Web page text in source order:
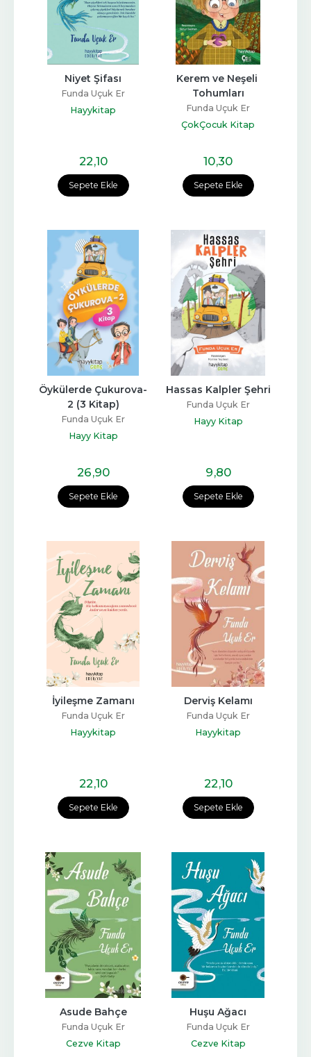
Sepete Ekle
Niyet Şifası
Funda Uçuk Er
Hayykitap
22,10
Sepete Ekle
Kerem ve Neşeli
Tohumları
Funda Uçuk Er
ÇokÇocuk Kitap
10,30
Sepete Ekle
Öykülerde Çukurova-
2 (3 Kitap)
Funda Uçuk Er
Hayy Kitap
26,90
Sepete Ekle
Hassas Kalpler Şehri
Funda Uçuk Er
Hayy Kitap
9,80
Sepete Ekle
İyileşme Zamanı
Funda Uçuk Er
Hayykitap
22,10
Sepete Ekle
Derviş Kelamı
Funda Uçuk Er
Hayykitap
22,10
Asude Bahçe
Funda Uçuk Er
Cezve Kitap
Huşu Ağacı
Funda Uçuk Er
Cezve Kitap